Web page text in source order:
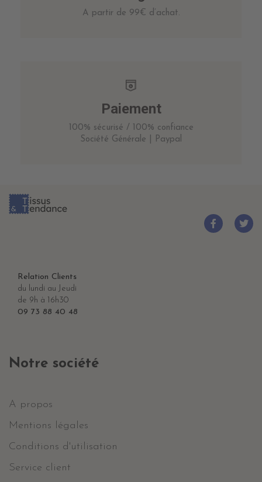
A partir de 99€ d’achat.
Paiement
100% sécurisé / 100% confiance
Société Générale | Paypal
Relation Clients
du lundi au Jeudi
de 9h à 16h30
09 73 88 40 48
Notre société
A propos
Mentions légales
Conditions d'utilisation
Service client